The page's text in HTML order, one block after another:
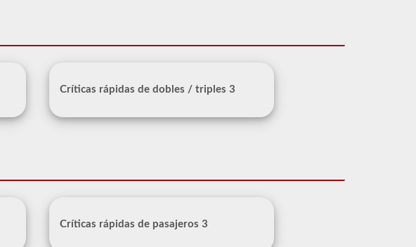
Críticas rápidas de dobles / triples 3
Críticas rápidas de pasajeros 3